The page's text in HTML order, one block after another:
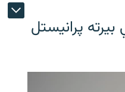
پرانیستل